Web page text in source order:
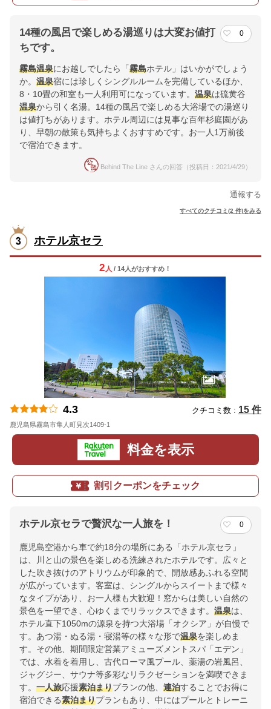
14種の風呂で楽しめる湯巡りは大変お値打
ちです。
0
霧島温泉にお越しでしたら「 霧島ホテル」はいかがでしょう
か。 温泉宿には珍しくシングルルームを完備しているほか、
8・10畳の和室も一人利用可になっています。 温泉は硫黄谷
温泉から引く名湯。14種の風呂で楽しめる大浴場での湯巡り
は値打ちがあります。ホテル周辺には見事な百年杉庭園があ
り、早朝の散策も気持ちよくおすすめです。お一人1万前後
で宿泊できます。
Behind The Line さんの回答（投稿日：2021/4/29）
通報する
すべてのクチコミ(2 件)をみる
ホテル京セラ
2 人 / 14人がおすすめ！
4.3 クチコミ数 : 15 件
鹿児島県霧島市隼人町見次1409-1
料金を表示
割引クーポンをチェック
ホテル京セラで贅沢な一人旅を！ 0
鹿児島空港から車で約18分の場所にある「ホテル京セラ」
は、川と山の景色を楽しめる洗練されたホテルです。広々と
した吹き抜けのアトリウムが印象的で、開放感あふれる空間
が広がっています。客室は、シングルからスイートまで様々
なタイプがあり、お一人様も大歓迎！窓からは美しい自然の
景色を一望でき、心ゆくまでリラックスできます。 温泉は、
ホテル直下1050mの源泉を持つ大浴場「オクシア」が自慢で
す。あつ湯・ぬる湯・寝湯等の様々な形で温泉を楽しめま
す。その他、期間限定営業アミューズメントスパ「エデン」
では、水着を着用し、古代ローマ風プール、薬湯の岩風呂、
ジャグジー、サウナ等多彩なリラクゼーションを満喫できま
す。 一人旅応援素泊まりプランの他、 連泊することでお得に
宿泊できる素泊まりプランもあり、中にはプールとトレーニ